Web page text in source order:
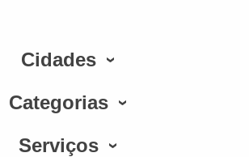
Cidades
Categorias
Serviços